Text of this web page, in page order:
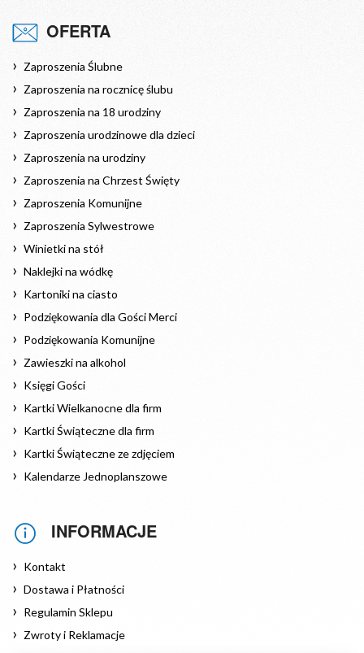
OFERTA
Zaproszenia Ślubne
Zaproszenia na rocznicę ślubu
Zaproszenia na 18 urodziny
Zaproszenia urodzinowe dla dzieci
Zaproszenia na urodziny
Zaproszenia na Chrzest Święty
Zaproszenia Komunijne
Zaproszenia Sylwestrowe
Winietki na stół
Naklejki na wódkę
Kartoniki na ciasto
Podziękowania dla Gości Merci
Podziękowania Komunijne
Zawieszki na alkohol
Księgi Gości
Kartki Wielkanocne dla firm
Kartki Świąteczne dla firm
Kartki Świąteczne ze zdjęciem
Kalendarze Jednoplanszowe
INFORMACJE
Kontakt
Dostawa i Płatności
Regulamin Sklepu
Zwroty i Reklamacje